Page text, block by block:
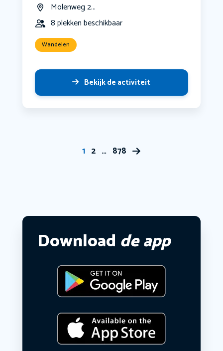
Molenweg 2...
8 plekken beschikbaar
Wandelen
Bekijk de activiteit
1 2 … 878
Download de app